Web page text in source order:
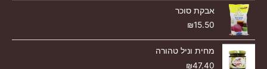
אבקת סוכר
₪15.50
מחית וניל טהורה
₪47.40